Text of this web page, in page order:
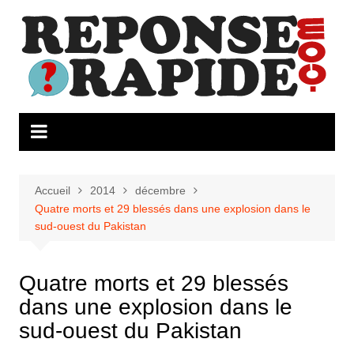
contenu
Accueil 2014
décembre
Quatre morts et 29 blessés dans une explosion dans le
sud-ouest du Pakistan
Quatre morts et 29 blessés
dans une explosion dans le
sud-ouest du Pakistan